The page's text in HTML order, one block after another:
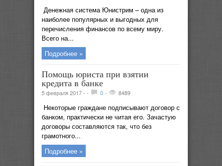
Денежная система Юнистрим – одна из
наиболее популярных и выгодных для
перечисления финансов по всему миру.
Всего на...
Подробнее »
Помощь юриста при взятии
кредита в банке
5 февраля 2017 - - 0 - 8489
Некоторые граждане подписывают договор с
банком, практически не читая его. Зачастую
договоры составляются так, что без
грамотного...
Подробнее »